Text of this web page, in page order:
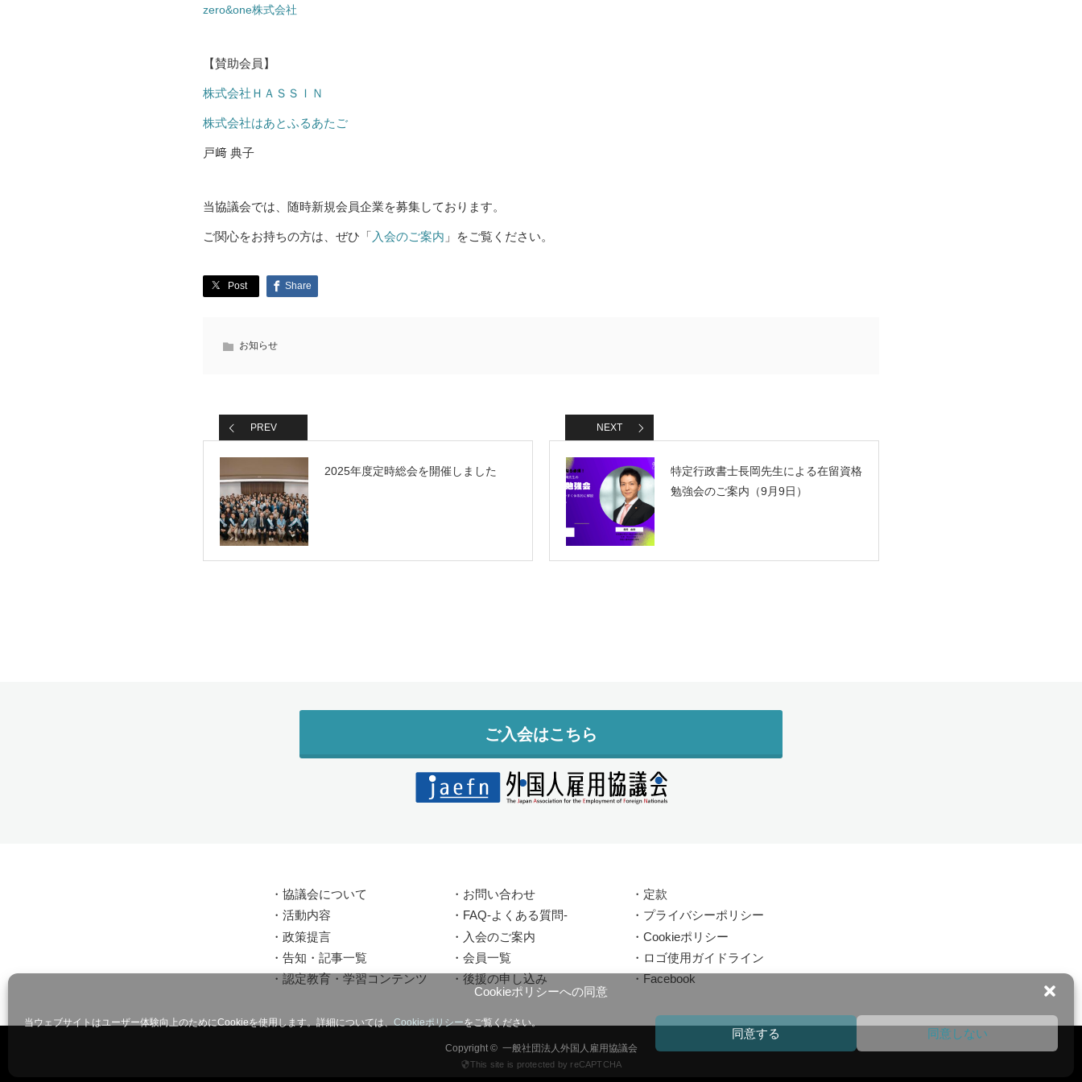
Cookieポリシーへの同意
当ウェブサイトはユーザー体験向上のためにCookieを使用します。詳細については、 Cookieポリシーをご覧ください。
同意する 同意しない
zero&one株式会社
【賛助会員】
株式会社ＨＡＳＳＩＮ
株式会社はあとふるあたご
戸﨑 典子
当協議会では、随時新規会員企業を募集しております。
ご関心をお持ちの方は、ぜひ「 入会のご案内 」をご覧ください。
Post Share
お知らせ
PREV
2025年度定時総会を開催しました
NEXT
特定行政書士長岡先生による在留資格
勉強会のご案内（9月9日）
ご入会はこちら
・ 協議会について
・ 活動内容
・ 政策提言
・ 告知・記事一覧
・ 認定教育・学習コンテンツ
・ お問い合わせ
・ FAQ-よくある質問-
・ 入会のご案内
・ 会員一覧
・ 後援の申し込み
・ 定款
・ プライバシーポリシー
・ Cookieポリシー
・ ロゴ使用ガイドライン
・ Facebook
Copyright © 一般社団法人外国人雇用協議会
This site is protected by reCAPTCHA